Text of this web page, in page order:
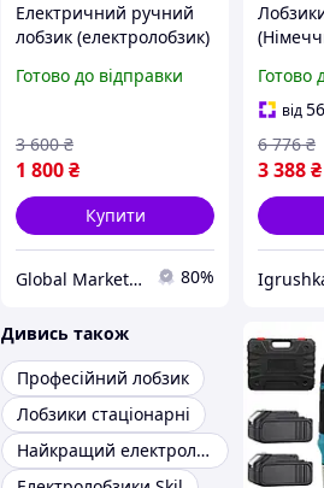
Електричний ручний
лобзик (електролобзик)
Пілка лобзикова для
Прокрафт
Готово до відправки
1 800₴
3 600 ₴
Купити
Global Market UA 80%
дереву
Готово
від
3 388₴
6 776 ₴
Дивись також
Професійний лобзик
Лобзики стаціонарні
Найкращий електролобзик